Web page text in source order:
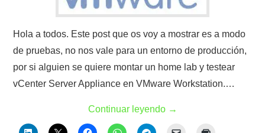
Hola a todos. Este post que os voy a mostrar es a modo
de pruebas, no nos vale para un entorno de producción,
por si alguien se quiere montar un home lab y testear
vCenter Server Appliance en VMware Workstation.…
Continuar leyendo →